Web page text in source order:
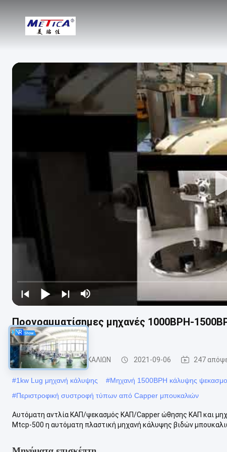
Προγραμματίσημες μηχανές 1000BPH-
ΚΑΠ
ΜΗΧΑΝΗ ΚΑΠ ΜΠΟΥΚΑΛΙΩΝ 2021-09-06 247
#1kw Lug μηχανή κάλυψης #Μηχανή 1500BPH κάλυψης
#Περιστροφική συστροφή τύπων από Capper μπουκαλιών
Αυτόματη αντλία ΚΑΠ/ψεκασμός ΚΑΠ/Capper ώθησης ΚΑΠ και
Mtcp-500 η αυτόματη πλαστική μηχανή κάλυψης βιδών